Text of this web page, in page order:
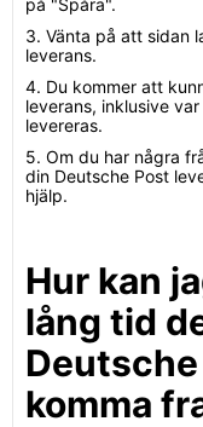
på "Spåra".
3. Vänta på att sidan
leverans.
4. Du kommer att
leverans, inklusive
levereras.
5. Om du har några
din Deutsche Post
hjälp.
Hur kan
lång tid
komma